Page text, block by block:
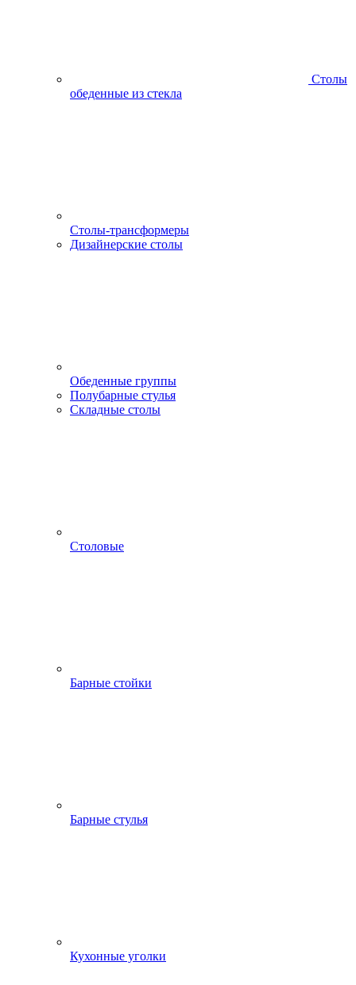
Столы
обеденные из стекла
Столы-трансформеры
Дизайнерские столы
Обеденные группы
Полубарные стулья
Складные столы
Столовые
Барные стойки
Барные стулья
Кухонные уголки